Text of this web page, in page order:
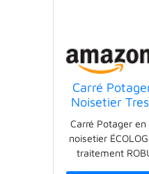
Carré
Noisetier
x 90 x 50
Carré Potager
noisetier
traitement